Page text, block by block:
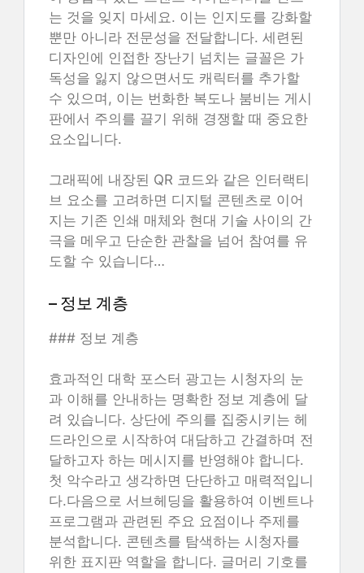
는 것을 잊지 마세요. 이는 인지도를 강화할
뿐만 아니라 전문성을 전달합니다. 세련된
디자인에 인접한 장난기 넘치는 글꼴은 가
독성을 잃지 않으면서도 캐릭터를 추가할
수 있으며, 이는 번화한 복도나 붐비는 게시
판에서 주의를 끌기 위해 경쟁할 때 중요한
요소입니다.
그래픽에 내장된 QR 코드와 같은 인터랙티
브 요소를 고려하면 디지털 콘텐츠로 이어
지는 기존 인쇄 매체와 현대 기술 사이의 간
극을 메우고 단순한 관찰을 넘어 참여를 유
도할 수 있습니다…
– 정보 계층
### 정보 계층
효과적인 대학 포스터 광고는 시청자의 눈
과 이해를 안내하는 명확한 정보 계층에 달
려 있습니다. 상단에 주의를 집중시키는 헤
드라인으로 시작하여 대담하고 간결하며 전
달하고자 하는 메시지를 반영해야 합니다.
첫 악수라고 생각하면 단단하고 매력적입니
다.다음으로 서브헤딩을 활용하여 이벤트나
프로그램과 관련된 주요 요점이나 주제를
분석합니다. 콘텐츠를 탐색하는 시청자를
위한 표지판 역할을 합니다. 글머리 기호를